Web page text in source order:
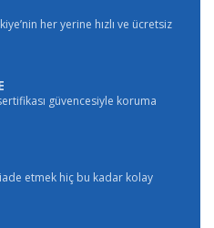
her yerine hızlı ve ücretsiz
güvencesiyle koruma
iade etmek hiç bu kadar kolay